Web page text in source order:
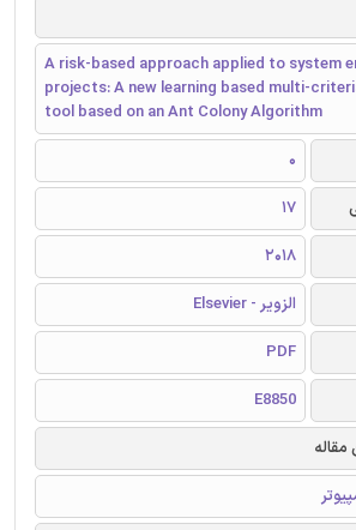
A risk-based approach applied to system
projects: A new learning based multi-
tool based on an Ant Colony Algorithm
0
17
2018
الزویر - Elsevier
PDF
E8850
مقاله